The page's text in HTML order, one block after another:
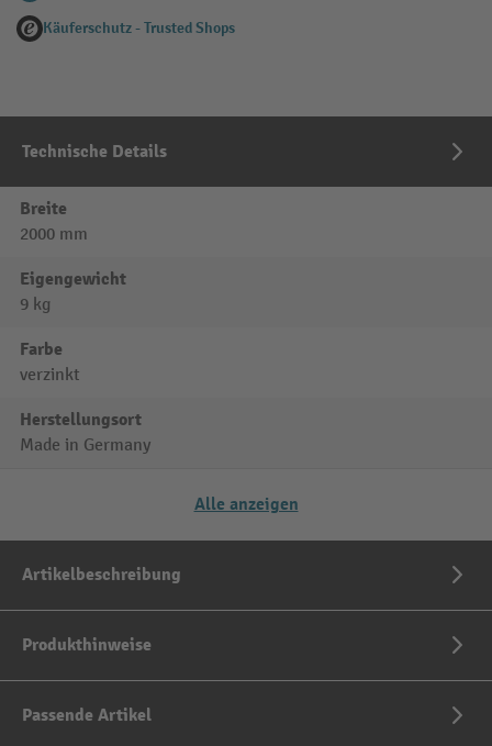
Käuferschutz - Trusted Shops
Technische Details
Breite
2000 mm
Eigengewicht
9 kg
Farbe
verzinkt
Herstellungsort
Made in Germany
Alle anzeigen
Artikelbeschreibung
Produkthinweise
Passende Artikel